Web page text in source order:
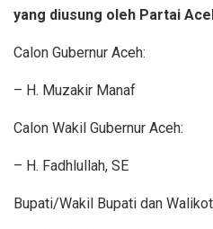
yang diusung oleh Partai
Calon Gubernur Aceh:
– H. Muzakir Manaf
Calon Wakil Gubernur Aceh:
– H. Fadhlullah, SE
Bupati/Wakil Bupati dan